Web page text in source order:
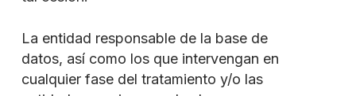
La entidad responsable de la base de
datos, así como los que intervengan en
cualquier fase del tratamiento y/o las